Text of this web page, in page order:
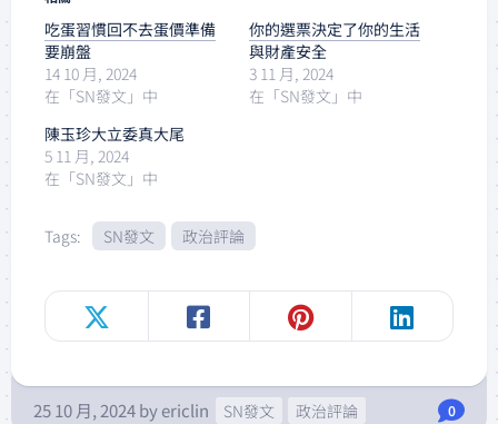
吃蛋習慣回不去蛋價準備
要崩盤
14 10 月, 2024
在「SN發文」中
你的選票決定了你的生活
與財產安全
3 11 月, 2024
在「SN發文」中
陳玉珍大立委真大尾
5 11 月, 2024
在「SN發文」中
Tags: SN發文 政治評論
25 10 月, 2024byericlin SN發文 政治評論 0